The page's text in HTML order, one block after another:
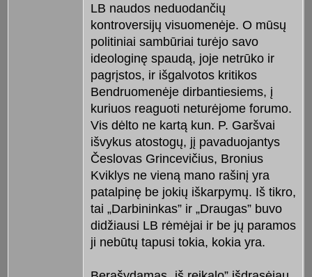
LB naudos neduodančių
kontroversijų visuomenėje. O mūsų
politiniai sambūriai turėjo savo
ideologinę spaudą, joje netrūko ir
pagrįstos, ir išgalvotos kritikos
Bendruomenėje dirbantiesiems, į
kuriuos reaguoti neturėjome forumo.
Vis dėlto ne kartą kun. P. Garšvai
išvykus atostogų, jį pavaduojantys
Česlovas Grincevičius, Bronius
Kviklys ne vieną mano rašinį yra
patalpinę be jokių iškarpymų. Iš tikro,
tai „Darbininkas” ir „Draugas” buvo
didžiausi LB rėmėjai ir be jų paramos
ji nebūtų tapusi tokia, kokia yra.